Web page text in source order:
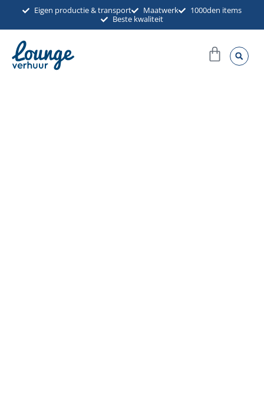
inhoud
Eigen productie & transport Maatwerk
1000den items
Beste kwaliteit